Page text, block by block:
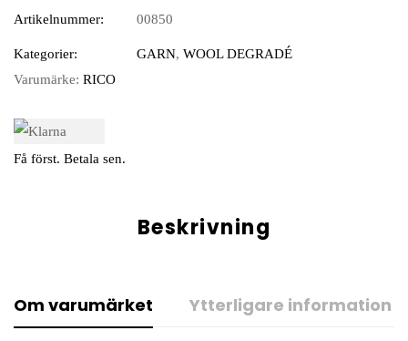
Artikelnummer: 00850
Kategorier: GARN, WOOL DEGRADÉ
Varumärke: RICO
Få först. Betala sen.
Beskrivning
Om varumärket Ytterligare information